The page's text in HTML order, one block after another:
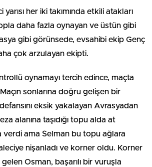
yarısı her iki takımında etkili atakları
daha fazla oynayan ve üstün gibi
gibi görünsede, evsahibi ekip Genç
çok arzulayan ekipti.
oynamayı tercih edince, maçta
sonlarına doğru gelişen bir
eksik yakalayan Avrasyadan
alanına taşıdığı topu alda at
verdi ama Selman bu topu ağlara
nişanladı ve korner oldu. Korner
gelen Osman, başarılı bir vuruşla